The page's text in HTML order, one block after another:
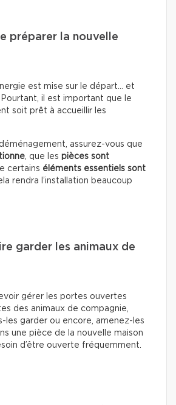
préparer la nouvelle
est mise sur le départ… et
Pourtant, il est important que le
soit prêt à accueillir les
assurez-vous que
, que les pièces sont
certains éléments essentiels sont
rendra l’installation beaucoup
garder les animaux de
gérer les portes ouvertes
des animaux de compagnie,
les garder ou encore, amenez-les
une pièce de la nouvelle maison
d’être ouverte fréquemment.